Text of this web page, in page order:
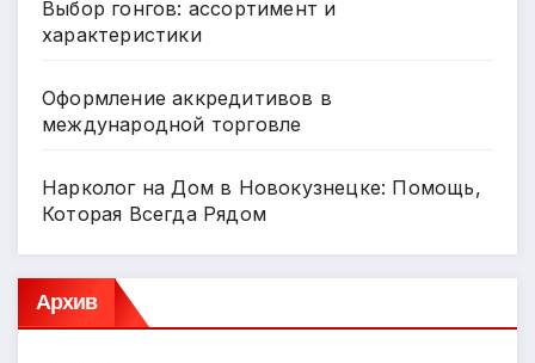
Выбор гонгов: ассортимент и
характеристики
Оформление аккредитивов в
международной торговле
Нарколог на Дом в Новокузнецке: Помощь,
Которая Всегда Рядом
Архив